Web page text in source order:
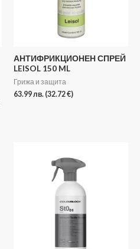
АНТИФРИКЦИОНЕН СПРЕЙ
LEISOL 150 ML
Грижа и защита
63.99лв. (32.72 €)